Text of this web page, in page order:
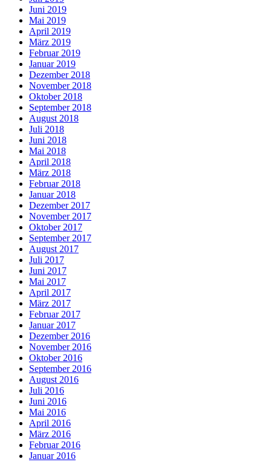
Juni 2019
Mai 2019
April 2019
März 2019
Februar 2019
Januar 2019
Dezember 2018
November 2018
Oktober 2018
September 2018
August 2018
Juli 2018
Juni 2018
Mai 2018
April 2018
März 2018
Februar 2018
Januar 2018
Dezember 2017
November 2017
Oktober 2017
September 2017
August 2017
Juli 2017
Juni 2017
Mai 2017
April 2017
März 2017
Februar 2017
Januar 2017
Dezember 2016
November 2016
Oktober 2016
September 2016
August 2016
Juli 2016
Juni 2016
Mai 2016
April 2016
März 2016
Februar 2016
Januar 2016